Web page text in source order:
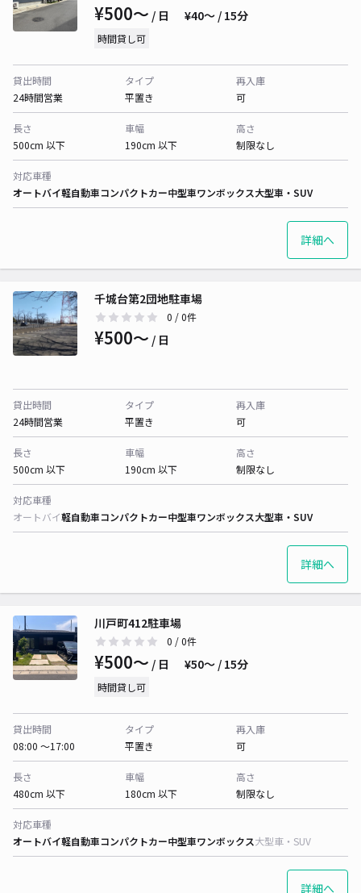
¥500〜 / 日 ¥40〜 / 15分
時間貸し可
貸出時間
24時間営業
タイプ
平置き
再入庫
可
長さ
500cm 以下
車幅
190cm 以下
高さ
制限なし
対応車種
オートバイ軽自動車コンパクトカー中型車ワンボックス大型車・SUV
詳細へ
千城台第2団地駐車場
0 / 0件
¥500〜 / 日
貸出時間
24時間営業
タイプ
平置き
再入庫
可
長さ
500cm 以下
車幅
190cm 以下
高さ
制限なし
対応車種
オートバイ軽自動車コンパクトカー中型車ワンボックス大型車・SUV
詳細へ
川戸町412駐車場
0 / 0件
¥500〜 / 日 ¥50〜 / 15分
時間貸し可
貸出時間
08:00 〜17:00
タイプ
平置き
再入庫
可
長さ
480cm 以下
車幅
180cm 以下
高さ
制限なし
対応車種
オートバイ軽自動車コンパクトカー中型車ワンボックス大型車・SUV
詳細へ